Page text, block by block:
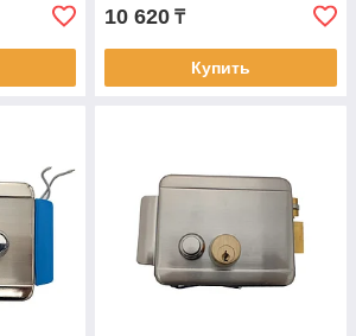
10 620 ₸
Купить